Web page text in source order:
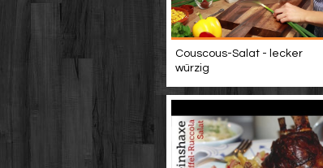
Couscous-Salat - lecker
würzig